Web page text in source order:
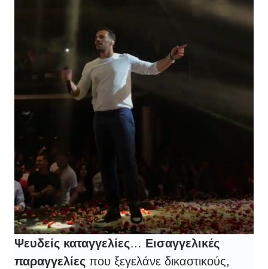
Ψευδείς καταγγελίες… Εισαγγελικές
παραγγελίες που ξεγελάνε δικαστικούς,